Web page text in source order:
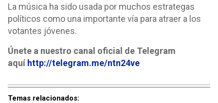
La música ha sido usada por muchos estrategas
políticos como una importante vía para atraer a los
votantes jóvenes.
Únete a nuestro canal oficial de Telegram
aquí http://telegram.me/ntn24ve
Temas relacionados: